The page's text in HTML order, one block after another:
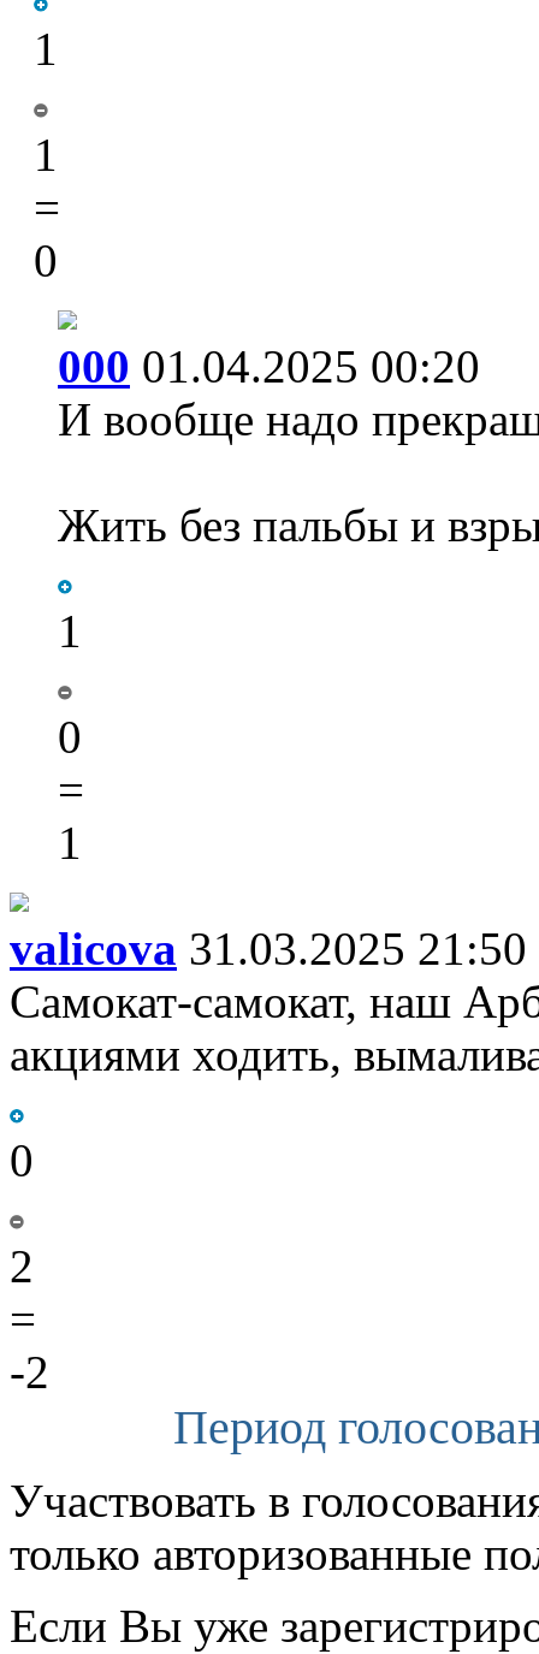
1
1
=
0
000 01.04.2025 00:20
И вообще надо
Жить без пальбы и
1
0
=
1
valicova 31.03.2025 21:50
Самокат-самокат, наш
акциями ходить,
0
2
=
-2
Период
Участвовать в
только авторизованные
Если Вы уже